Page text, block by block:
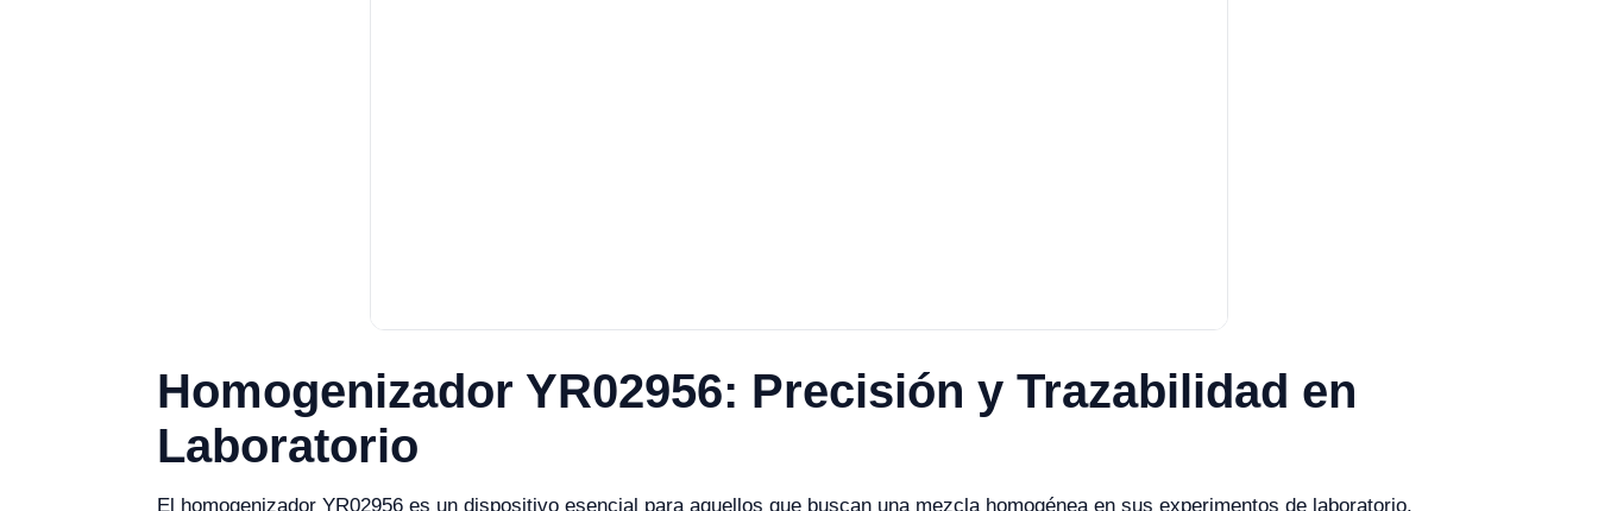
Homogenizador YR02956: Precisión y Trazabilidad en
Laboratorio
El homogenizador YR02956 es un dispositivo esencial para aquellos que buscan una mezcla homogénea en sus experimentos de laboratorio.